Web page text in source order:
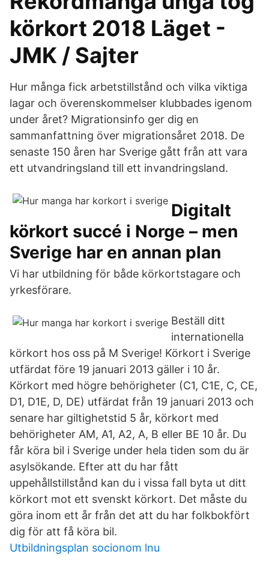
körkort 2018 Läget -
JMK / Sajter
Hur många fick arbetstillstånd och vilka viktiga
lagar och överenskommelser klubbades igenom
under året? Migrationsinfo ger dig en
sammanfattning över migrationsåret 2018. De
senaste 150 åren har Sverige gått från att vara
ett utvandringsland till ett invandringsland.
Digitalt
körkort succé i Norge – men
Sverige har en annan plan
Vi har utbildning för både körkortstagare och
yrkesförare.
Beställ ditt
internationella
körkort hos oss på M Sverige! Körkort i Sverige
utfärdat före 19 januari 2013 gäller i 10 år.
Körkort med högre behörigheter (C1, C1E, C, CE,
D1, D1E, D, DE) utfärdat från 19 januari 2013 och
senare har giltighetstid 5 år, körkort med
behörigheter AM, A1, A2, A, B eller BE 10 år. Du
får köra bil i Sverige under hela tiden som du är
asylsökande. Efter att du har fått
uppehållstillstånd kan du i vissa fall byta ut ditt
körkort mot ett svenskt körkort. Det måste du
göra inom ett år från det att du har folkbokfört
dig för att få köra bil.
Utbildningsplan socionom lnu